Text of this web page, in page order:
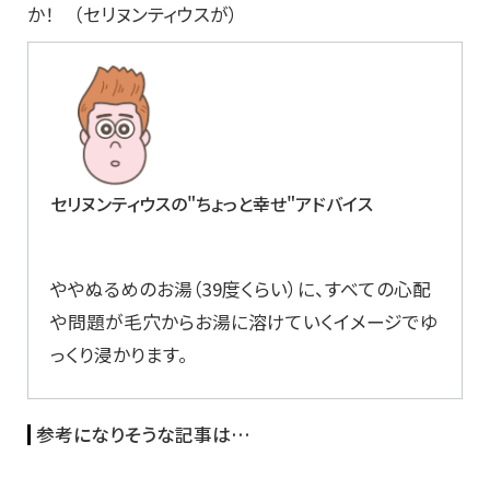
か！ （セリヌンティウスが）
セリヌンティウスの"ちょっと幸せ"アドバイス
ややぬるめのお湯（39度くらい）に、すべての心配
や問題が毛穴からお湯に溶けていくイメージでゆ
っくり浸かります。
参考になりそうな記事は…